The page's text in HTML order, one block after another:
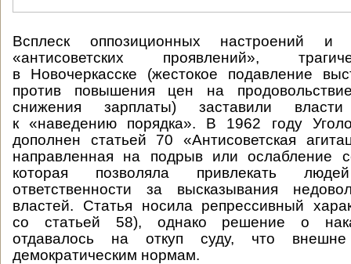
Всплеск оппозиционных настроений и
«антисоветских проявлений»,
в Новочеркасске (жестокое подавление
против повышения цен на
снижения зарплаты) заставили
к «наведению порядка». В 1962 году
дополнен статьей 70 «Антисоветская
направленная на подрыв или ослабление
которая позволяла привлекать
ответственности за высказывания
властей. Статья носила репрессивный
со статьей 58), однако решение о
отдавалось на откуп суду, что внешне
демократическим нормам.